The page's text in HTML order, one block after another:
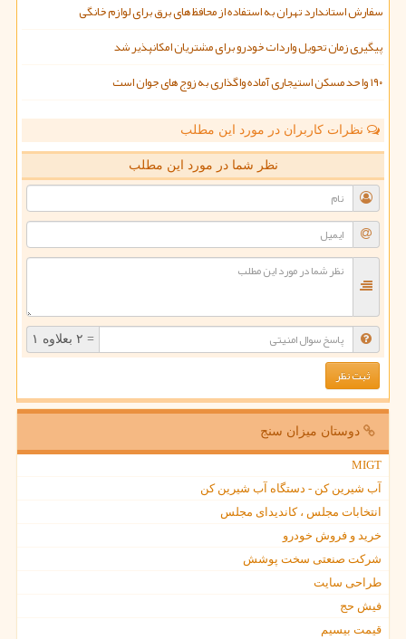
سفارش استاندارد تهران به استفاده از محافظ های برق برای لوازم خانگی
پیگیری زمان تحویل واردات خودرو برای مشتریان امکانپذیر شد
۱۹۰ واحد مسکن استیجاری آماده واگذاری به زوج های جوان است
نظرات کاربران در مورد این مطلب
نظر شما در مورد این مطلب
= ۲ بعلاوه ۱
دوستان میزان سنج
MIGT
آب شیرین کن - دستگاه آب شیرین کن
انتخابات مجلس ، کاندیدای مجلس
خرید و فروش خودرو
شرکت صنعتی سخت پوشش
طراحی سایت
فیش حج
قیمت بیسیم